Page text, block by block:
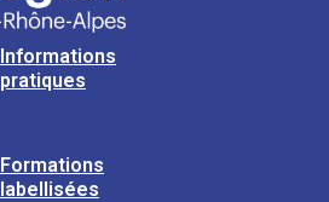
Informations
pratiques
Formations
labellisées